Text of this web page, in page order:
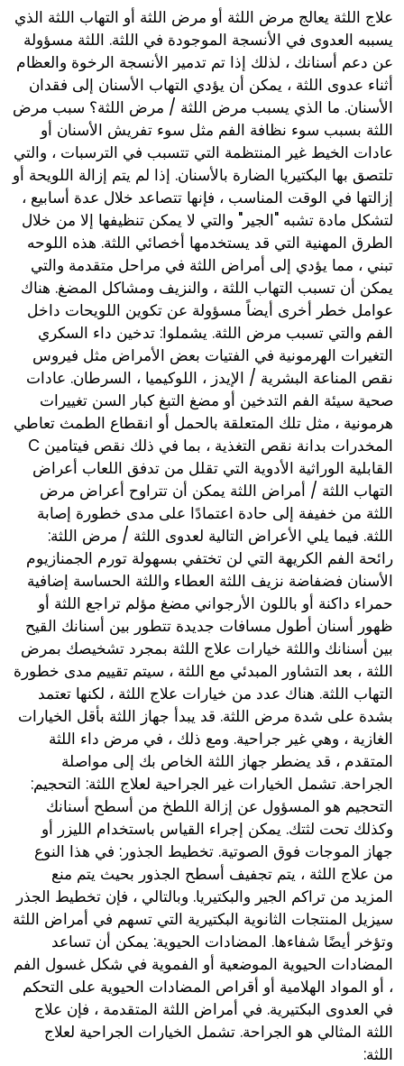
علاج اللثة يعالج مرض اللثة أو مرض اللثة أو التهاب اللثة الذي
يسببه العدوى في الأنسجة الموجودة في اللثة. اللثة مسؤولة
عن دعم أسنانك ، لذلك إذا تم تدمير الأنسجة الرخوة والعظام
أثناء عدوى اللثة ، يمكن أن يؤدي التهاب الأسنان إلى فقدان
الأسنان. ما الذي يسبب مرض اللثة / مرض اللثة؟ سبب مرض
اللثة بسبب سوء نظافة الفم مثل سوء تفريش الأسنان أو
عادات الخيط غير المنتظمة التي تتسبب في الترسبات ، والتي
تلتصق بها البكتيريا الضارة بالأسنان. إذا لم يتم إزالة اللويحة أو
إزالتها في الوقت المناسب ، فإنها تتصاعد خلال عدة أسابيع ،
لتشكل مادة تشبه "الجير" والتي لا يمكن تنظيفها إلا من خلال
الطرق المهنية التي قد يستخدمها أخصائي اللثة. هذه اللوحه
تبني ، مما يؤدي إلى أمراض اللثة في مراحل متقدمة والتي
يمكن أن تسبب التهاب اللثة ، والنزيف ومشاكل المضغ. هناك
عوامل خطر أخرى أيضاً مسؤولة عن تكوين اللويحات داخل
الفم والتي تسبب مرض اللثة. يشملوا: تدخين داء السكري
التغيرات الهرمونية في الفتيات بعض الأمراض مثل فيروس
نقص المناعة البشرية / الإيدز ، اللوكيميا ، السرطان. عادات
صحية سيئة الفم التدخين أو مضغ التبغ كبار السن تغييرات
هرمونية ، مثل تلك المتعلقة بالحمل أو انقطاع الطمث تعاطي
المخدرات بدانة نقص التغذية ، بما في ذلك نقص فيتامين C
القابلية الوراثية الأدوية التي تقلل من تدفق اللعاب أعراض
التهاب اللثة / أمراض اللثة يمكن أن تتراوح أعراض مرض
اللثة من خفيفة إلى حادة اعتمادًا على مدى خطورة إصابة
اللثة. فيما يلي الأعراض التالية لعدوى اللثة / مرض اللثة:
رائحة الفم الكريهة التي لن تختفي بسهولة تورم الجمنازيوم
الأسنان فضفاضة نزيف اللثة العطاء واللثة الحساسة إضافية
حمراء داكنة أو باللون الأرجواني مضغ مؤلم تراجع اللثة أو
ظهور أسنان أطول مسافات جديدة تتطور بين أسنانك القيح
بين أسنانك واللثة خيارات علاج اللثة بمجرد تشخيصك بمرض
اللثة ، بعد التشاور المبدئي مع اللثة ، سيتم تقييم مدى خطورة
التهاب اللثة. هناك عدد من خيارات علاج اللثة ، لكنها تعتمد
بشدة على شدة مرض اللثة. قد يبدأ جهاز اللثة بأقل الخيارات
الغازية ، وهي غير جراحية. ومع ذلك ، في مرض داء اللثة
المتقدم ، قد يضطر جهاز اللثة الخاص بك إلى مواصلة
الجراحة. تشمل الخيارات غير الجراحية لعلاج اللثة: التحجيم:
التحجيم هو المسؤول عن إزالة اللطخ من أسطح أسنانك
وكذلك تحت لثتك. يمكن إجراء القياس باستخدام الليزر أو
جهاز الموجات فوق الصوتية. تخطيط الجذور: في هذا النوع
من علاج اللثة ، يتم تجفيف أسطح الجذور بحيث يتم منع
المزيد من تراكم الجير والبكتيريا. وبالتالي ، فإن تخطيط الجذر
سيزيل المنتجات الثانوية البكتيرية التي تسهم في أمراض اللثة
وتؤخر أيضًا شفاءها. المضادات الحيوية: يمكن أن تساعد
المضادات الحيوية الموضعية أو الفموية في شكل غسول الفم
، أو المواد الهلامية أو أقراص المضادات الحيوية على التحكم
في العدوى البكتيرية. في أمراض اللثة المتقدمة ، فإن علاج
اللثة المثالي هو الجراحة. تشمل الخيارات الجراحية لعلاج
اللثة: